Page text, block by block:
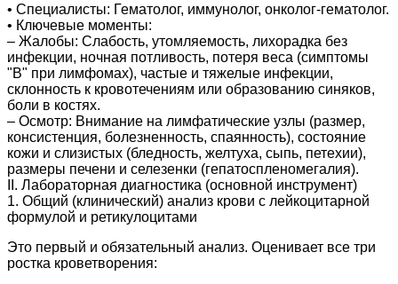
• Специалисты: Гематолог, иммунолог, онколог-гематолог.
• Ключевые моменты:
– Жалобы: Слабость, утомляемость, лихорадка без
инфекции, ночная потливость, потеря веса (симптомы
"B" при лимфомах), частые и тяжелые инфекции,
склонность к кровотечениям или образованию синяков,
боли в костях.
– Осмотр: Внимание на лимфатические узлы (размер,
консистенция, болезненность, спаянность), состояние
кожи и слизистых (бледность, желтуха, сыпь, петехии),
размеры печени и селезенки (гепатоспленомегалия).
II. Лабораторная диагностика (основной инструмент)
1. Общий (клинический) анализ крови с лейкоцитарной
формулой и ретикулоцитами
Это первый и обязательный анализ. Оценивает все три
ростка кроветворения: